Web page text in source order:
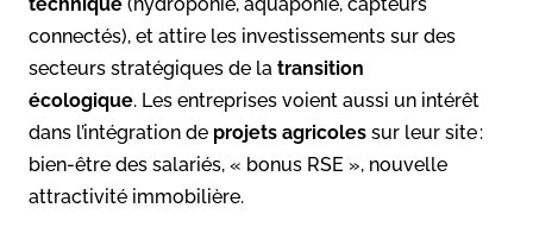
connectés), et attire les investissements sur des
secteurs stratégiques de la transition
écologique. Les entreprises voient aussi un intérêt
dans l’intégration de projets agricoles sur leur site :
bien-être des salariés, « bonus RSE », nouvelle
attractivité immobilière.